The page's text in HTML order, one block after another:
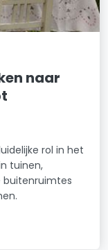
naar
rol in het
tuinen,
buitenruimtes